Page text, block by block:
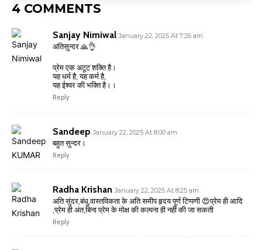
4 COMMENTS
Sanjay Nimiwal January 22, 2025 At 7:26 am
अतिसुन्दर 🙏👌
प्रेम एक अटूट शक्ति है।
यह धर्म है, यह कर्म है,
यह ईश्वर की भक्ति है।।
Reply
Sandeep January 22, 2025 At 8:00 am
बहुत सुन्दर।
Reply
Radha Krishan January 22, 2025 At 8:25 am
अति सुंदर,बंधु,वास्तविकता के अति समीप हृदय पूर्ण टिप्पणी 😍प्रेम ही आदि
,प्रेम ही अंत,बिना प्रेम के मोक्ष की कल्पना ही नहीं की जा सकती
Reply